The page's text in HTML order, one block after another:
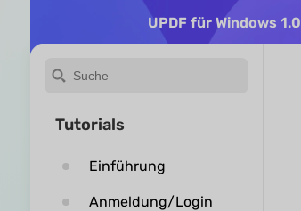
UPDF für Windows 1.0
Tutorials
Einführung
Anmeldung/Login